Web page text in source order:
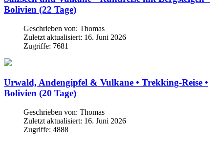
Bolivien (22 Tage)
Geschrieben von: Thomas
Zuletzt aktualisiert: 16. Juni 2026
Zugriffe: 7681
Urwald, Andengipfel & Vulkane • Trekking-Reise •
Bolivien (20 Tage)
Geschrieben von: Thomas
Zuletzt aktualisiert: 16. Juni 2026
Zugriffe: 4888